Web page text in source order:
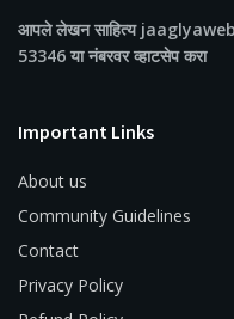
आपले लेखन साहित्य
53346 या नंबरवर व्हाटसेप करा
Important Links
About us
Community Guidelines
Contact
Privacy Policy